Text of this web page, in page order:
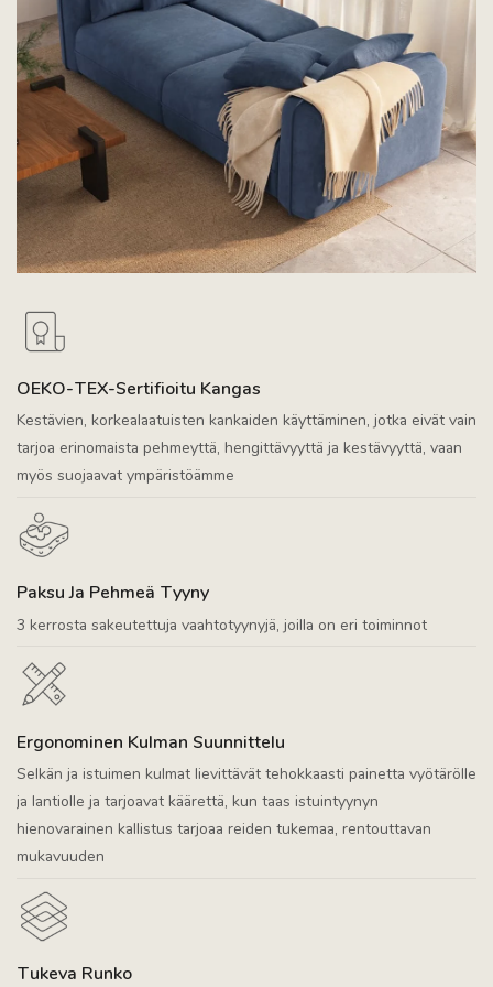
OEKO-TEX-Sertifioitu Kangas
Kestävien, korkealaatuisten kankaiden käyttäminen, jotka eivät vain
tarjoa erinomaista pehmeyttä, hengittävyyttä ja kestävyyttä, vaan
myös suojaavat ympäristöämme
Paksu Ja Pehmeä Tyyny
3 kerrosta sakeutettuja vaahtotyynyjä, joilla on eri toiminnot
Ergonominen Kulman Suunnittelu
Selkän ja istuimen kulmat lievittävät tehokkaasti painetta vyötärölle
ja lantiolle ja tarjoavat käärettä, kun taas istuintyynyn
hienovarainen kallistus tarjoaa reiden tukemaa, rentouttavan
mukavuuden
Tukeva Runko